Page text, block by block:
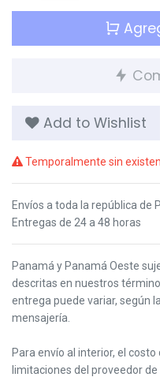
Add to Wishlist
Temporalmente sin
Envíos a toda la república de
Entregas de 24 a 48 horas
Panamá y Panamá Oeste s
descritas en nuestros
entrega puede variar, según
mensajería.
Para envío al interior, el
limitaciones del proveedor de